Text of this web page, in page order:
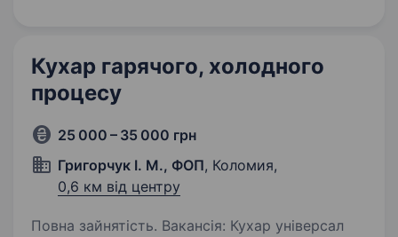
Кухар гарячого, холодного
процесу
25 000 – 35 000 грн
Григорчук І. М., ФОП, Коломия,
0,6 км від центру
Повна зайнятість. Вакансія: Кухар універсал